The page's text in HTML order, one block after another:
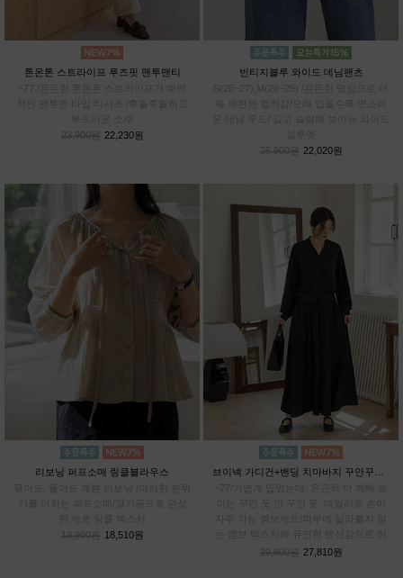
톤온톤 스트라이프 루즈핏 맨투맨티
~77 /은은한 톤온톤 스트라이프가 매력
적인 맨투맨 타입 티셔츠 /후들후들하고
부드러운 소재
23,900원 22,230원
빈티지블루 와이드 데님팬츠
S(26~27),M(28~29) /은은한 명암으로 더
욱 세련된 컬러감/오래 입을수록 멋스러
실루엣
25,900원 22,020원
리보닝 퍼프소매 링클블라우스
묶어도, 풀어도 예쁜 리보닝 /여리한 분위
기를 더하는 퍼프소매/열가공으로 완성
한 세로 링클 텍스처
19,900원 18,510원
~77/가볍게 입었는데, 은근히 더 예뻐 보
자주 가는 엠보세트/피부에 달라붙지 않
는 엠보 텍스처에 유연한 텐션감으로 하
루종일 편안하게
29,900원 27,810원